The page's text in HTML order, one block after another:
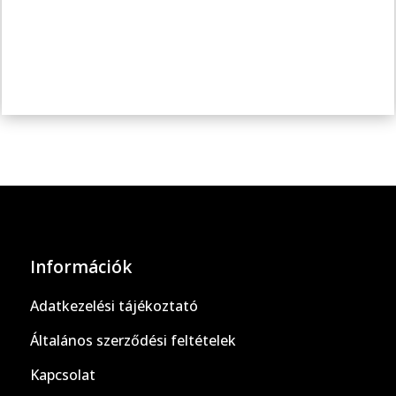
Információk
Adatkezelési tájékoztató
Általános szerződési feltételek
Kapcsolat